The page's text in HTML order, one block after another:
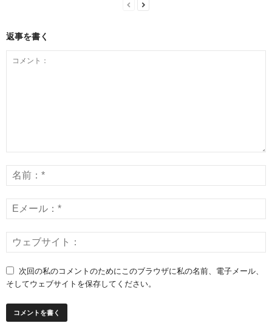
返事を書く
次回の私のコメントのためにこのブラウザに私の名前、電子メール、
そしてウェブサイトを保存してください。